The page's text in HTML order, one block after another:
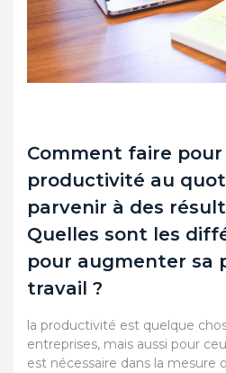
Comment faire
productivité au
parvenir à des
Quelles sont les
pour augmenter sa
travail ?
la productivité est quelque
entreprises, mais aussi pour
est nécessaire dans la mesure